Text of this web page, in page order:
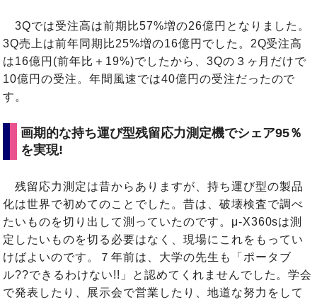
3Qでは受注高は前期比57%増の26億円となりました。
3Q売上は前年同期比25%増の16億円でした。2Q受注高
は16億円(前年比＋19%)でしたから、3Qの３ヶ月だけで
10億円の受注。年間風速では40億円の受注だったので
す。
画期的な持ち運び型残留応力測定機でシェア95％
を実現!
残留応力測定は昔からありますが、持ち運び型の製品
化は世界で初めてのことでした。昔は、破壊検査で調べ
たいものを切り出して測っていたのです。μ-X360sは測
定したいものを切る必要はなく、現場にこれをもってい
けばよいのです。７年前は、大学の先生も「ポータブ
ル??できるわけない!!」と認めてくれませんでした。学会
で発表したり、展示会で営業したり、地道な努力をして